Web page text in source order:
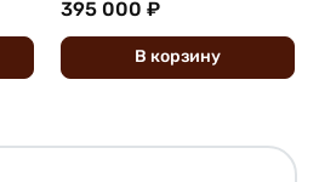
395 000 ₽
В корзину